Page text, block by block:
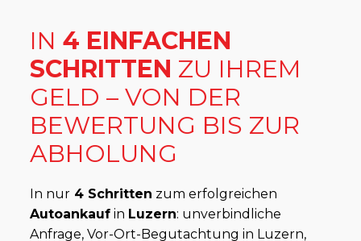
IN4 EINFACHEN
SCHRITTEN ZU IHREM
GELD – VON DER
BEWERTUNG BIS ZUR
ABHOLUNG
In nur 4 Schritten zum erfolgreichen
Autoankauf in Luzern: unverbindliche
Anfrage, Vor-Ort-Begutachtung in Luzern,